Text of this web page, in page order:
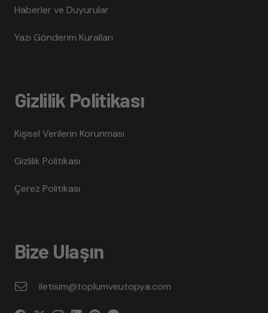
Haberler ve Duyurular
Yazı Gönderim Kuralları
Gizlilik Politikası
Kişisel Verilerin Korunması
Gizlilik Politikası
Çerez Politikası
Bize Ulaşın
iletisim@toplumveutopya.com